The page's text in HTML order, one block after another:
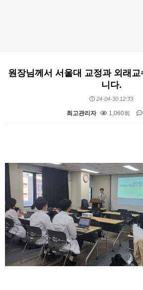
원장님께서 서울대 교정과 외래
니다.
24-04-30 12:33
최고관리자 1,060회